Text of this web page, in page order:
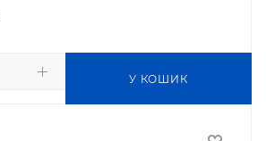
У КОШИК